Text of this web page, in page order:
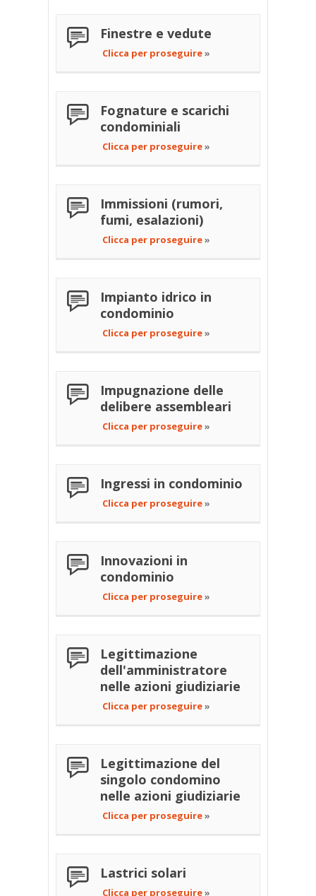
Finestre e vedute
Clicca per proseguire»
Fognature e scarichi
condominiali
Clicca per proseguire»
Immissioni (rumori,
fumi, esalazioni)
Clicca per proseguire»
Impianto idrico in
condominio
Clicca per proseguire»
Impugnazione delle
delibere assembleari
Clicca per proseguire»
Ingressi in condominio
Clicca per proseguire»
Innovazioni in
condominio
Clicca per proseguire»
Legittimazione
dell'amministratore
nelle azioni giudiziarie
Clicca per proseguire»
Legittimazione del
singolo condomino
nelle azioni giudiziarie
Clicca per proseguire»
Lastrici solari
Clicca per proseguire»